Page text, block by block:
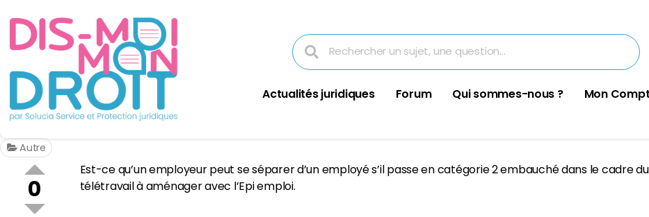
Actualités juridiques Forum Qui sommes-nous ? Mon
Autre
0
Est-ce qu’un employeur peut se séparer d’un employé s’il passe en catégorie 2 embauché dans le cadre
télétravail à aménager avec l’Epi emploi.